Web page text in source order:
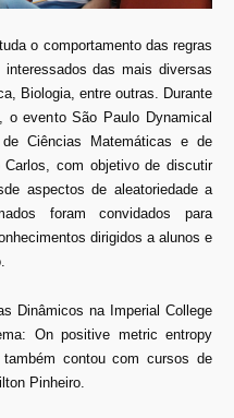
o comportamento das regras
das mais diversas
Biologia, entre outras. Durante
evento São Paulo Dynamical
Ciências Matemáticas e de
com objetivo de discutir
aspectos de aleatoriedade a
foram convidados para
dirigidos a alunos e
Dinâmicos na Imperial College
On positive metric entropy
contou com cursos de
Pinheiro.